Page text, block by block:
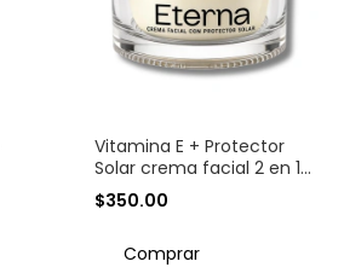
Vitamina E + Protector
Solar crema facial 2 en 1 |
Hidratación y Protección
Diaria 50 g.
$350.00